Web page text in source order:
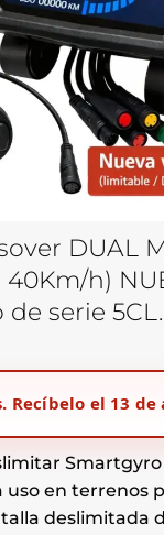
DUAL
h)
serie
Recíbelo el 13 de
Smartgyro
uso en terrenos
deslimitada